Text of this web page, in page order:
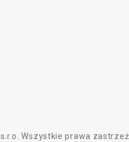
Wszystkie prawa